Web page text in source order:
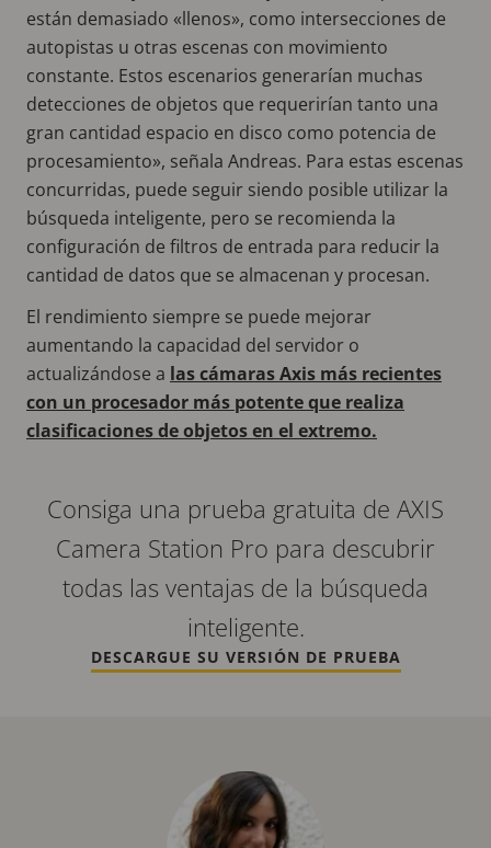
están demasiado «llenos», como intersecciones de
autopistas u otras escenas con movimiento
constante. Estos escenarios generarían muchas
detecciones de objetos que requerirían tanto una
gran cantidad espacio en disco como potencia de
procesamiento», señala Andreas. Para estas escenas
concurridas, puede seguir siendo posible utilizar la
búsqueda inteligente, pero se recomienda la
configuración de filtros de entrada para reducir la
cantidad de datos que se almacenan y procesan.
El rendimiento siempre se puede mejorar
aumentando la capacidad del servidor o
actualizándose a las cámaras Axis más recientes
con un procesador más potente que realiza
clasificaciones de objetos en el extremo.
Consiga una prueba gratuita de AXIS
Camera Station Pro para descubrir
todas las ventajas de la búsqueda
inteligente.
DESCARGUE SU VERSIÓN DE PRUEBA